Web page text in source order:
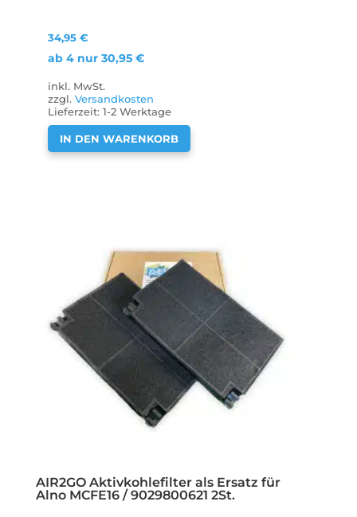
34,95 €
ab 4 nur 30,95 €
inkl. MwSt.
zzgl. Versandkosten
Lieferzeit: 1-2 Werktage
IN DEN WARENKORB
AIR2GO Aktivkohlefilter als Ersatz für
Alno MCFE16 / 9029800621 2St.